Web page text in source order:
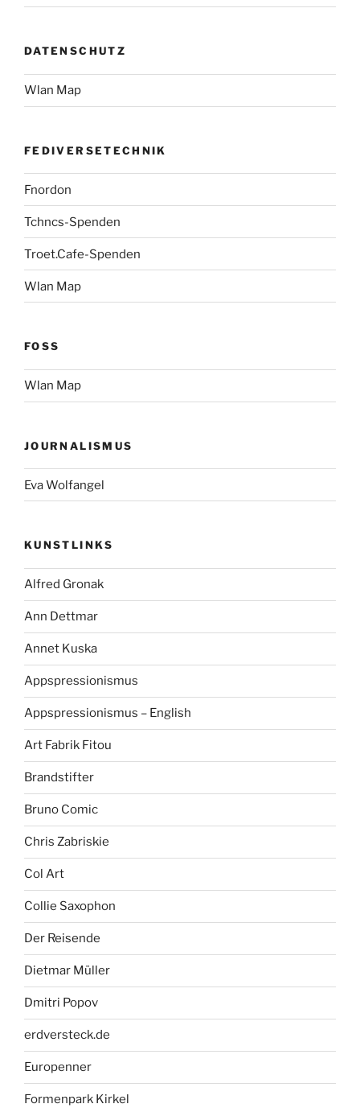
DATENSCHUTZ
Wlan Map
FEDIVERSETECHNIK
Fnordon
Tchncs-Spenden
Troet.Cafe-Spenden
Wlan Map
FOSS
Wlan Map
JOURNALISMUS
Eva Wolfangel
KUNSTLINKS
Alfred Gronak
Ann Dettmar
Annet Kuska
Appspressionismus
Appspressionismus – English
Art Fabrik Fitou
Brandstifter
Bruno Comic
Chris Zabriskie
Col Art
Collie Saxophon
Der Reisende
Dietmar Müller
Dmitri Popov
erdversteck.de
Europenner
Formenpark Kirkel